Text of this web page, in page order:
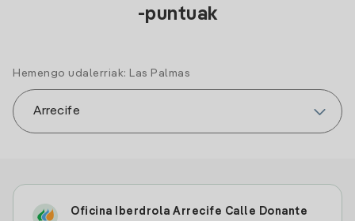
-puntuak
Hemengo udalerriak: Las Palmas
Oficina Iberdrola Arrecife Calle Donante